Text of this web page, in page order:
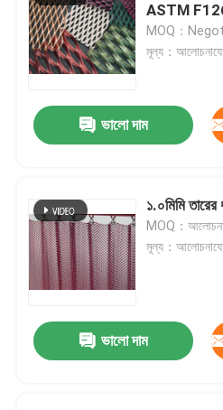
ASTM
MOQ：
মূল্য：
ভালো দাম
১.০মিমি তারের
MOQ：
মূল্য：
ভালো দাম